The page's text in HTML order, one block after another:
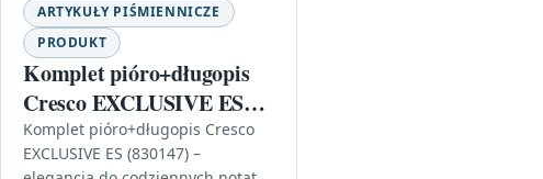
ARTYKUŁY PIŚMIENNICZE
PRODUKT
Komplet pióro+długopis
Cresco EXCLUSIVE ES
(830147)
Komplet pióro+długopis Cresco
EXCLUSIVE ES (830147) –